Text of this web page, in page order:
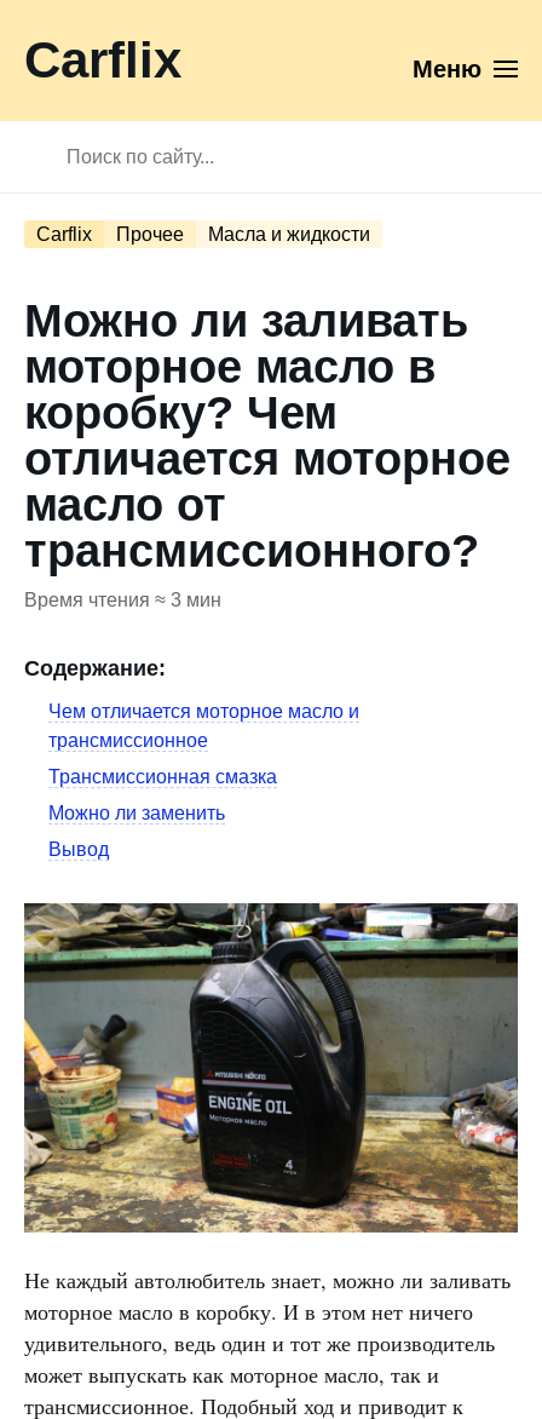
Carflix Меню
Carflix Прочее Масла и жидкости
Можно ли заливать
моторное масло в
коробку? Чем
отличается моторное
масло от
трансмиссионного?
Время чтения ≈ 3 мин
Содержание:
Чем отличается моторное масло и
трансмиссионное
Трансмиссионная смазка
Можно ли заменить
Вывод
Не каждый автолюбитель знает, можно ли заливать
моторное масло в коробку. И в этом нет ничего
удивительного, ведь один и тот же производитель
может выпускать как моторное масло, так и
трансмиссионное. Подобный ход и приводит к